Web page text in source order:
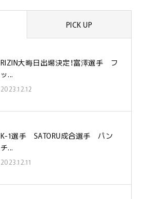
PICK UP
RIZIN大晦日出場決定！富澤選手 フ
ッ...
2023.12.12
K-1選手 SATORU成合選手 パン
チ...
2023.12.11